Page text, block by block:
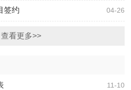
04-26
签约
查看更多>>
11-10